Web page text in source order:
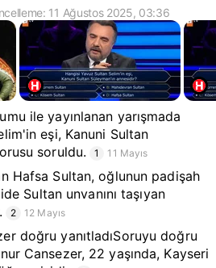
11 Ağustos 2025, 03:36
ile yayınlanan yarışmada
eşi, Kanuni Sultan
soruldu.
1 11 Mayıs
Hafsa Sultan, oğlunun padişah
Sultan unvanını taşıyan
2 12 Mayıs
doğru yanıtladıSoruyu doğru
Cansezer, 22 yaşında, Kayseri